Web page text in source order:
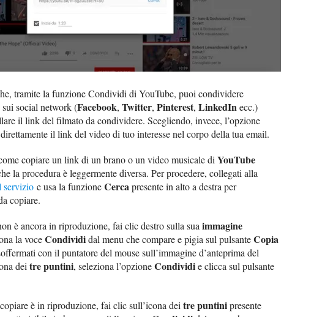
tramite la funzione Condividi di YouTube, puoi condividere
social network (Facebook, Twitter, Pinterest, LinkedInecc.)
il link del filmato da condividere. Scegliendo, invece, l’opzione
il link del video di tuo interesse nel corpo della tua email.
copiare un link di un brano o un video musicale diYouTube
la procedura è leggermente diversa. Per procedere, collegati alla
servizio e usa la funzioneCercapresente in alto a destra per
copiare.
è ancora in riproduzione, fai clic destro sulla suaimmagine
la voceCondivididal menu che compare e pigia sul pulsanteCopia
con il puntatore del mouse sull’immagine d’anteprima del
deitre puntini, seleziona l’opzioneCondividie clicca sul pulsante
è in riproduzione, fai clic sull’icona deitre puntinipresente